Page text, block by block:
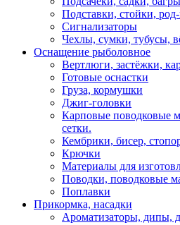
Подставки, стойки,
Сигнализаторы
Чехлы, сумки, тубусы,
Оснащение рыболовное
Вертлюги, застёжки,
Готовые оснастки
Груза, кормушки
Джиг-головки
Карповые поводковые
сетки.
Кембрики, бисер,
Крючки
Материалы для
Поводки, поводковые
Поплавки
Прикормка, насадки
Ароматизаторы, дипы,